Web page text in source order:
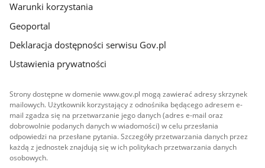
Warunki korzystania
Geoportal
Deklaracja dostępności serwisu Gov.pl
Ustawienia prywatności
Strony dostępne w domenie www.gov.pl mogą zawierać adresy skrzynek
mailowych. Użytkownik korzystający z odnośnika będącego adresem e-
mail zgadza się na przetwarzanie jego danych (adres e-mail oraz
dobrowolnie podanych danych w wiadomości) w celu przesłania
odpowiedzi na przesłane pytania. Szczegóły przetwarzania danych przez
każdą z jednostek znajdują się w ich politykach przetwarzania danych
osobowych.